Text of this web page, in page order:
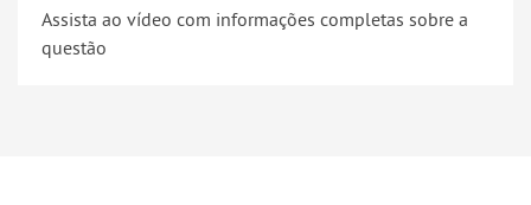
Assista ao vídeo com informações completas sobre a
questão